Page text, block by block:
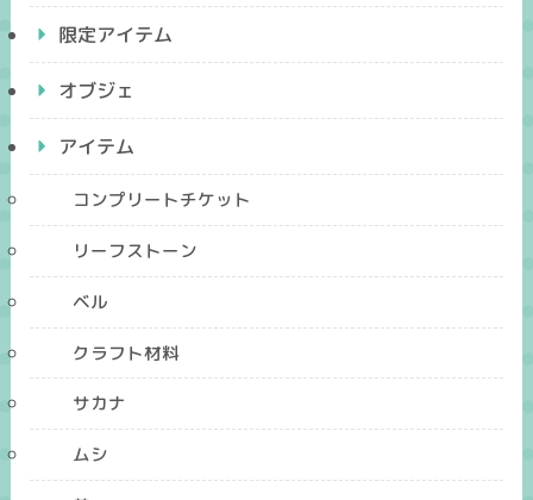
限定アイテム
オブジェ
アイテム
コンプリートチケット
リーフストーン
ベル
クラフト材料
サカナ
ムシ